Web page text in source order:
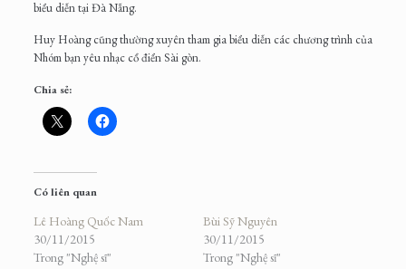
biểu diễn tại Đà Nẵng.
Huy Hoàng cũng thường xuyên tham gia biểu diễn các chương trình của
Nhóm bạn yêu nhạc cổ điển Sài gòn.
Chia sẻ:
Có liên quan
Lê Hoàng Quốc Nam
30/11/2015
Trong "Nghệ sĩ"
Bùi Sỹ Nguyên
30/11/2015
Trong "Nghệ sĩ"